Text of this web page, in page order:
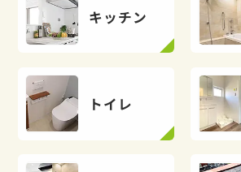
キッチン
トイレ